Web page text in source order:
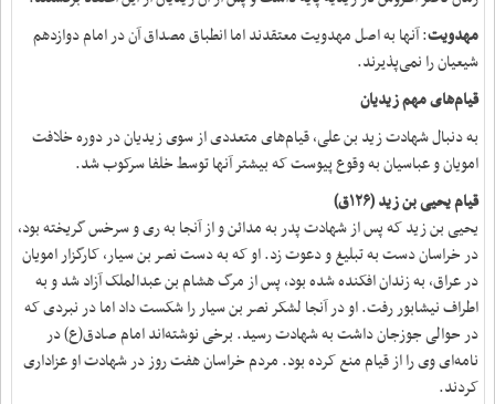
مهدویت: آنها به اصل مهدویت معتقدند اما انطباق مصداق آن در امام دوازدهم
شیعیان را نمی‌پذیرند.
قیام‌های مهم زیدیان
به دنبال شهادت زید بن علی، قیام‌های متعددی از سوی زیدیان در دوره خلافت
امویان و عباسیان به وقوع پیوست که بیشتر آنها توسط خلفا سرکوب شد.
قیام یحیی بن زید (۱۲۶ق)
یحیی بن زید که پس از شهادت پدر به مدائن و از آنجا به ری و سرخس گریخته بود،
در خراسان دست به تبلیغ و دعوت زد. او که به دست نصر بن سیار، کارگزار امویان
در عراق، به زندان افکنده شده بود، پس از مرگ هشام بن عبدالملک آزاد شد و به
اطراف نیشابور رفت. او در آنجا لشکر نصر بن سیار را شکست داد اما در نبردی که
در حوالی جوزجان داشت به شهادت رسید. برخی نوشته‌اند امام صادق(ع) در
نامه‌ای وی را از قیام منع کرده بود. مردم خراسان هفت روز در شهادت او عزاداری
کردند.